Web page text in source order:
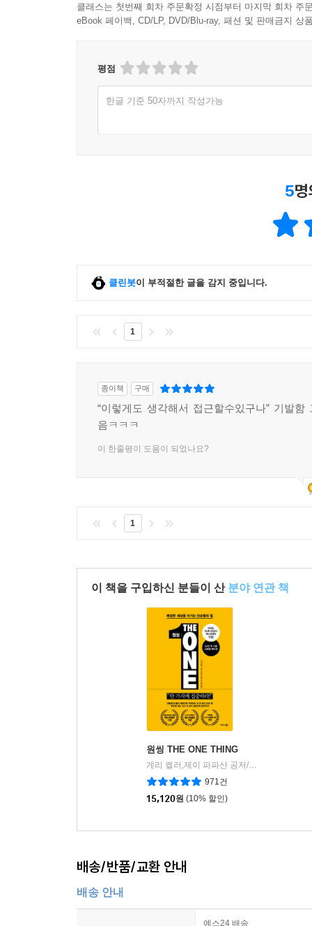
클래스는 첫번째 회차 주문확정 시점부터 마지막 회차 주
eBook 페이백, CD/LP, DVD/Blu-ray, 패션 및 판매금지 상
평점
한글 기준 50자까지 작성가능
5
클린봇이 부적절한 글을 감지 중입니다.
1
종이책 구매
“이렇게도 생각해서 접근할수있구나” 기발함
음ㅋㅋㅋ
이 한줄평이 도움이 되었나요?
1
이 책을 구입하신 분들이 산 분야 연관 책
원씽 THE ONE THING
게리 켈러,제이 파파산 공저/구세희 역
971건
15,120원 (10% 할인)
배송/반품/교환 안내
배송 안내
예스24 배송